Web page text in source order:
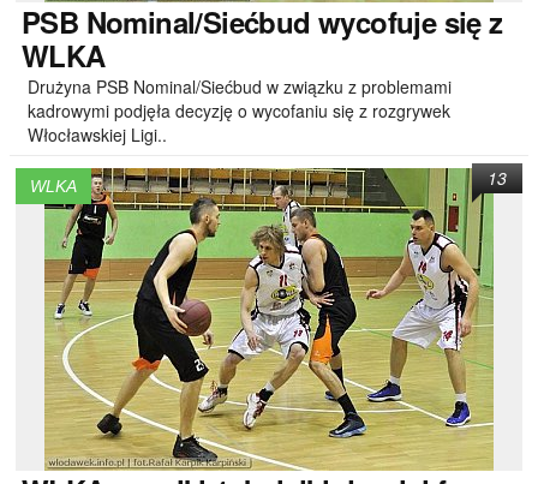
PSB Nominal/Siećbud wycofuje się z
WLKA
Drużyna PSB Nominal/Siećbud w związku z problemami
kadrowymi podjęła decyzję o wycofaniu się z rozgrywek
Włocławskiej Ligi..
WLKA 13